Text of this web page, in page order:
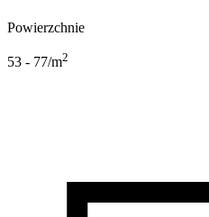
Powierzchnie
53 - 77/m2